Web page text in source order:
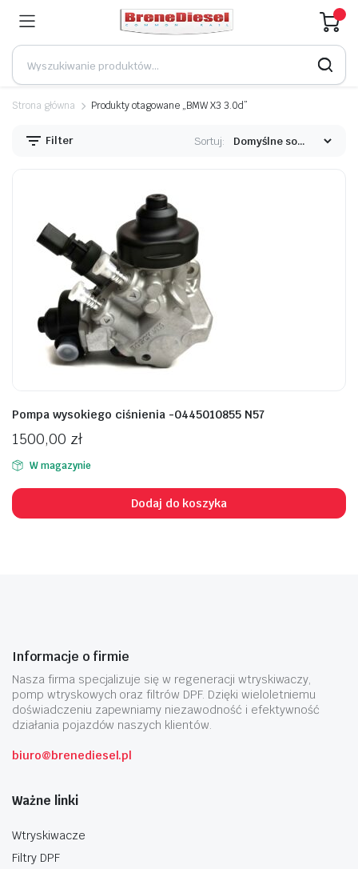
Strona główna Produkty otagowane „BMW X3 3.0d”
Filter Sortuj:
Pompa wysokiego ciśnienia -0445010855 N57
1500,00 zł
W magazynie
Dodaj do koszyka
Informacje o firmie
Nasza firma specjalizuje się w regeneracji wtryskiwaczy,
pomp wtryskowych oraz filtrów DPF. Dzięki wieloletniemu
doświadczeniu zapewniamy niezawodność i efektywność
działania pojazdów naszych klientów.
biuro@brenediesel.pl
Ważne linki
Wtryskiwacze
Filtry DPF